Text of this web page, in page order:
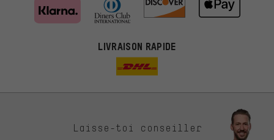
LIVRAISON RAPIDE
Laisse-toi conseiller
Des offres plus adaptées